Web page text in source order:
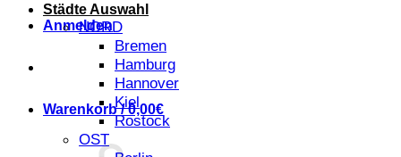
Anmelden
Warenkorb /0,00€
Städte Auswahl
NORD
Bremen
Hamburg
Hannover
Kiel
Rostock
OST